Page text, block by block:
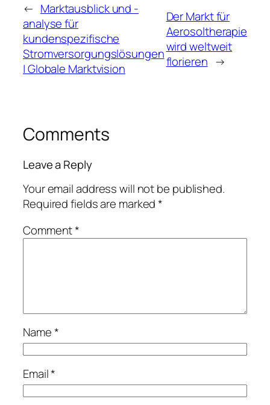
← Marktausblick und -
analyse für
kundenspezifische
Stromversorgungslösungen
| Globale Marktvision
Der Markt für
Aerosoltherapie
wird weltweit
florieren →
Comments
Leave a Reply
Your email address will not be published.
Required fields are marked*
Comment*
Name*
Email*